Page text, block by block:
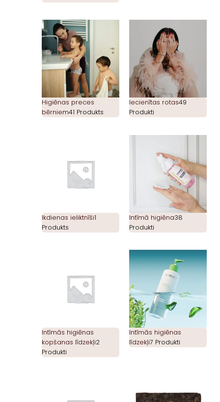
Higiēnas preces
bērniem41 Produkts
Iecienītas rotas49
Produkti
Ikdienas ieliktnīši1
Produkts
Intīmā higiēna38
Produkti
Intīmās higiēnas
kopšanas līdzekļi2
Produkti
Intīmās higiēnas
līdzekļi7 Produkti